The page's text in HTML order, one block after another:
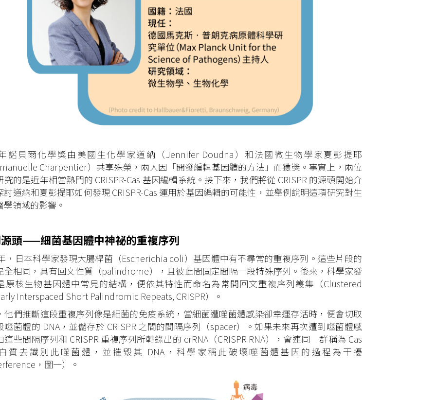
諾貝爾化學獎由美國生化學家道納（Jennifer Doudna）和法國微生物學家夏彭提耶
Charpentier）共享殊榮，兩人因「開發編輯基因體的方法」而獲獎。事實上，兩位
究的是近年相當熱門的 CRISPR-Cas 基因編輯系統。接下來，我們將從 CRISPR 的源頭開始介
討道納和夏彭提耶如何發現 CRISPR-Cas 運用於基因編輯的可能性，並舉例說明這項研究對生
學領域的影響。
頭——細菌基因體中神祕的重複序列
，日本科學家發現大腸桿菌（Escherichia coli）基因體中有不尋常的重複序列。這些片段的
全相同，具有回文性質（palindrome），且彼此間固定間隔一段特殊序列。後來，科學家發
原核生物基因體中常見的結構，便依其特性而命名為常間回文重複序列叢集（Clustered
Interspaced Short Palindromic Repeats, CRISPR）。
他們推斷這段重複序列像是細菌的免疫系統，當細菌遭噬菌體感染卻幸運存活時，便會切取
噬菌體的 DNA，並儲存於 CRISPR 之間的間隔序列（spacer）。如果未來再次遭到噬菌體感
這些間隔序列和 CRISPR 重複序列所轉錄出的 crRNA（CRISPR RNA），會連同一群稱為 Cas
質去識別此噬菌體，並摧毀其 DNA，科學家稱此破壞噬菌體基因的過程為干擾
，圖一）。